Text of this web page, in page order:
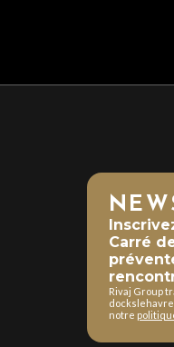
Carré
Rivaj Group
notre